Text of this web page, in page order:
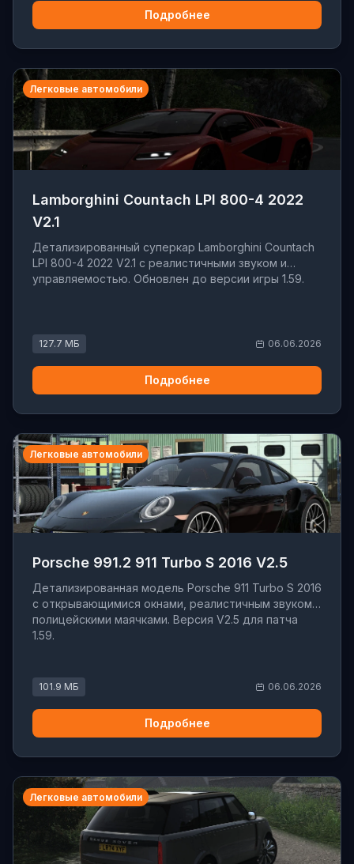
Подробнее
Легковые автомобили
Lamborghini Countach LPI 800-4 2022
V2.1
Детализированный суперкар Lamborghini Countach
LPI 800-4 2022 V2.1 с реалистичными звуком и
управляемостью. Обновлен до версии игры 1.59.
127.7 МБ 06.06.2026
Подробнее
Легковые автомобили
Porsche 991.2 911 Turbo S 2016 V2.5
Детализированная модель Porsche 911 Turbo S 2016
с открывающимися окнами, реалистичным звуком и
полицейскими маячками. Версия V2.5 для патча
1.59.
101.9 МБ 06.06.2026
Подробнее
Легковые автомобили